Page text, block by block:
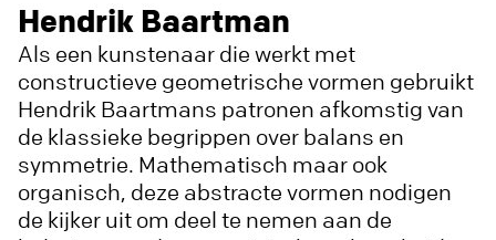
Hendrik Baartman
Als een kunstenaar die werkt met
constructieve geometrische vormen gebruikt
Hendrik Baartmans patronen afkomstig van
de klassieke begrippen over balans en
symmetrie. Mathematisch maar ook
organisch, deze abstracte vormen nodigen
de kijker uit om deel te nemen aan de